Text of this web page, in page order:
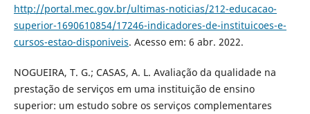
http://portal.mec.gov.br/ultimas-noticias/212-educacao-
superior-1690610854/17246-indicadores-de-instituicoes-e-
cursos-estao-disponiveis. Acesso em: 6 abr. 2022.
NOGUEIRA, T. G.; CASAS, A. L. Avaliação da qualidade na
prestação de serviços em uma instituição de ensino
superior: um estudo sobre os serviços complementares